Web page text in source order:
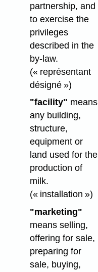
partnership, and
to exercise the
privileges
described in the
by-law.
(« représentant
désigné »)
"facility" means
any building,
structure,
equipment or
land used for the
production of
milk.
(« installation »)
"marketing"
means selling,
offering for sale,
preparing for
sale, buying,